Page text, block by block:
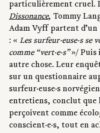
particulièrement cruel.
Dissonance, Tommy
Adam Vyff partent d’un
: « Les surfeur·euse·s se
comme “vert·e·s” »/ Puis
autre chose. Leur
sur un questionnaire
surfeur·euse·s
entretiens, conclut que
perçoivent comme
conscient·e·s, tout en